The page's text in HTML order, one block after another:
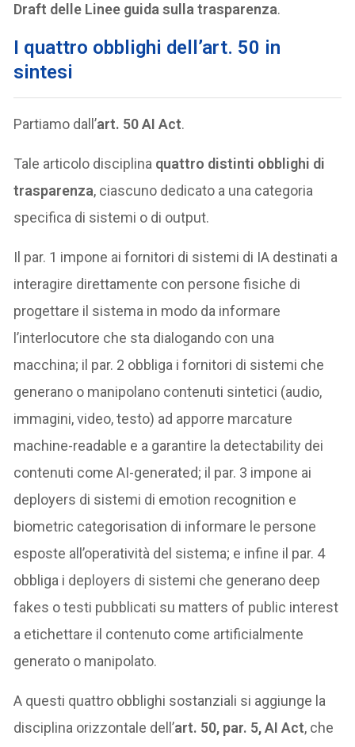
Draft delle Linee guida sulla trasparenza.
I quattro obblighi dell’art. 50 in
sintesi
Partiamo dall’art. 50 AI Act.
Tale articolo disciplina quattro distinti obblighi di
trasparenza, ciascuno dedicato a una categoria
specifica di sistemi o di output.
Il par. 1 impone ai fornitori di sistemi di IA destinati a
interagire direttamente con persone fisiche di
progettare il sistema in modo da informare
l’interlocutore che sta dialogando con una
macchina; il par. 2 obbliga i fornitori di sistemi che
generano o manipolano contenuti sintetici (audio,
immagini, video, testo) ad apporre marcature
machine-readable e a garantire la detectability dei
contenuti come AI-generated; il par. 3 impone ai
deployers di sistemi di emotion recognition e
biometric categorisation di informare le persone
esposte all’operatività del sistema; e infine il par. 4
obbliga i deployers di sistemi che generano deep
fakes o testi pubblicati su matters of public interest
a etichettare il contenuto come artificialmente
generato o manipolato.
A questi quattro obblighi sostanziali si aggiunge la
disciplina orizzontale dell’art. 50, par. 5, AI Act, che